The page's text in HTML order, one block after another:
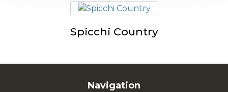
Spicchi Country
Navigation